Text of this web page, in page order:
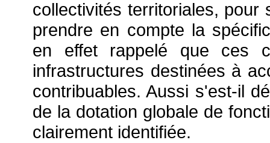
collectivités territoriales, pour
prendre en compte la
en effet rappelé que ces
infrastructures destinées à
contribuables. Aussi s'est-il
de la dotation globale de
clairement identifiée.